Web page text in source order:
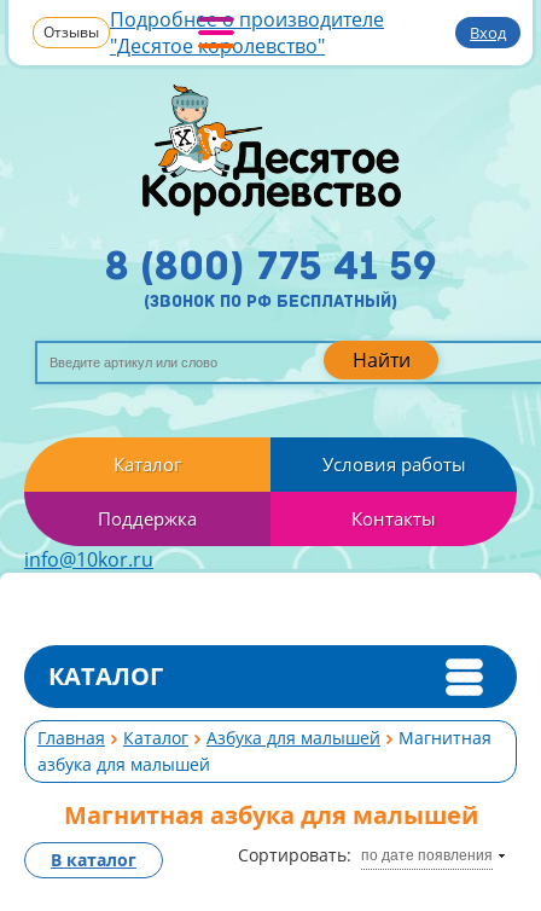
Отзывы Подробнее о производителе
"Десятое королевство"
Вход
Найти
8 (800) 775 41 59
(звонок по рф бесплатный)
Каталог Условия работы
Поддержка Контакты
info@10kor.ru
КАТАЛОГ
Главная Каталог Азбука для малышей
Магнитная
азбука для малышей
Магнитная азбука для малышей
Сортировать: по дате появления
В каталог